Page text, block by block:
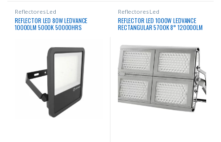
Reflectores Led
REFLECTOR LED 80W LEDVANCE
10000LM 5000K 50000HRS
Reflectores Led
REFLECTOR LED 1000W LEDVANCE
RECTANGULAR 5700K 8° 120000LM